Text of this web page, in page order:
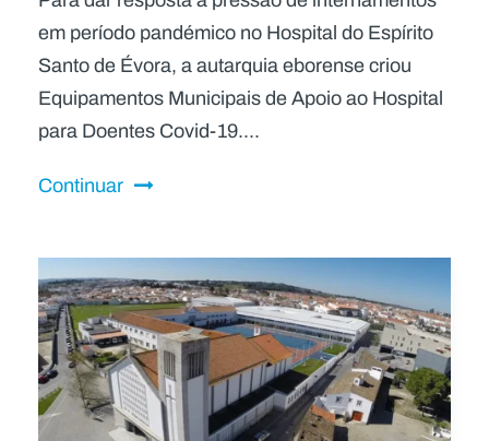
em período pandémico no Hospital do Espírito
Santo de Évora, a autarquia eborense criou
Equipamentos Municipais de Apoio ao Hospital
para Doentes Covid-19....
Continuar